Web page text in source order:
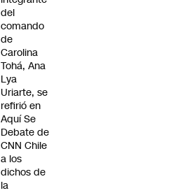
del
comando
de
Carolina
Tohá, Ana
Lya
Uriarte, se
refirió en
Aquí Se
Debate de
CNN Chile
a los
dichos de
la